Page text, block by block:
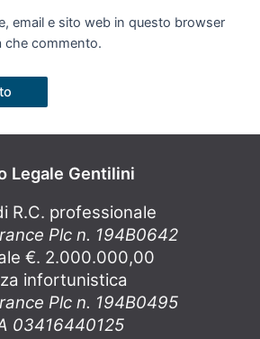
email e sito web in questo browser
che commento.
Legale Gentilini
R.C. professionale
Plc n. 194B0642
€. 2.000.000,00
infortunistica
Plc n. 194B0495
03416440125